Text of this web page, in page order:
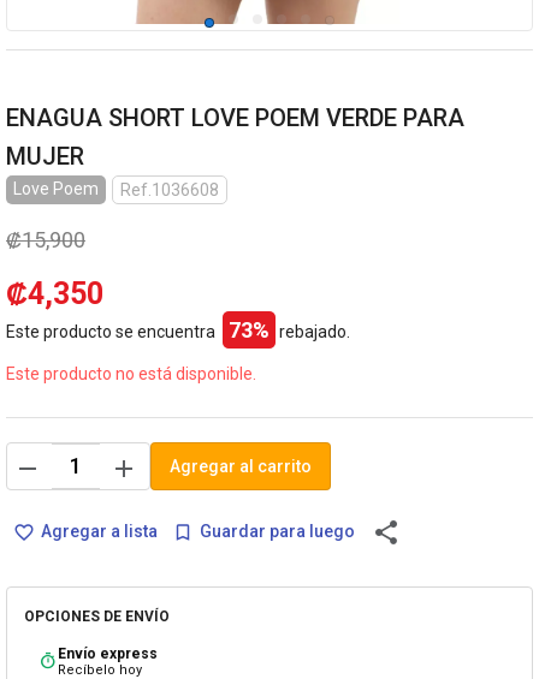
ENAGUA SHORT LOVE POEM VERDE PARA
MUJER
Love Poem Ref.1036608
₡15,900
₡4,350
Este producto se encuentra 73% rebajado.
Este producto no está disponible.
remove add Agregar al carrito
favorite_border Agregar a lista bookmark_border Guardar para luego share
OPCIONES DE ENVÍO
timer Envío express
Recíbelo hoy